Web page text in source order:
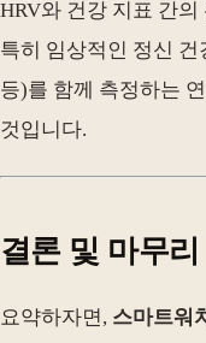
HRV와 건강 지표 간
특히 임상적인 정신
등)를 함께 측정하는
것입니다.
결론 및 마무리
요약하자면, 스마트워